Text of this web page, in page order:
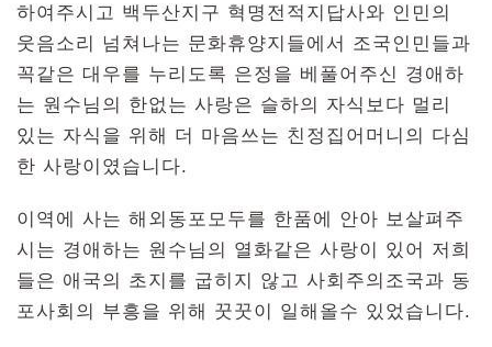
하여주시고 백두산지구 혁명전적지답사와 인민의
웃음소리 넘쳐나는 문화휴양지들에서 조국인민들과
꼭같은 대우를 누리도록 은정을 베풀어주신 경애하
는 원수님의 한없는 사랑은 슬하의 자식보다 멀리
있는 자식을 위해 더 마음쓰는 친정집어머니의 다심
한 사랑이였습니다.
이역에 사는 해외동포모두를 한품에 안아 보살펴주
시는 경애하는 원수님의 열화같은 사랑이 있어 저희
들은 애국의 초지를 굽히지 않고 사회주의조국과 동
포사회의 부흥을 위해 꿋꿋이 일해올수 있었습니다.